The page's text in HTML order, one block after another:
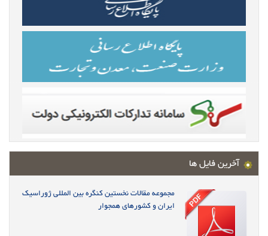
آخرین فایل ها
مجموعه مقالات نخستین کنگره بین المللی ژوراسیک
ایران و کشورهای همجوار